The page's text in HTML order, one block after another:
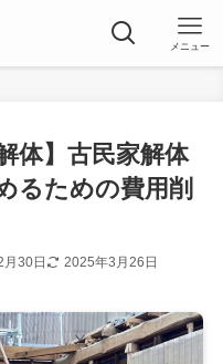
メニュー
体】古民家解体
るための費用削
30日 2025年3月26日